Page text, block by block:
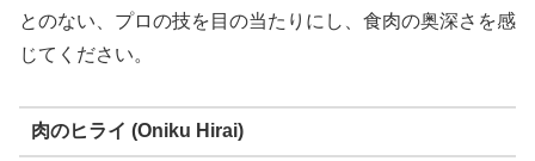
とのない、プロの技を目の当たりにし、食肉の奥深さを感
じてください。
肉のヒライ (Oniku Hirai)